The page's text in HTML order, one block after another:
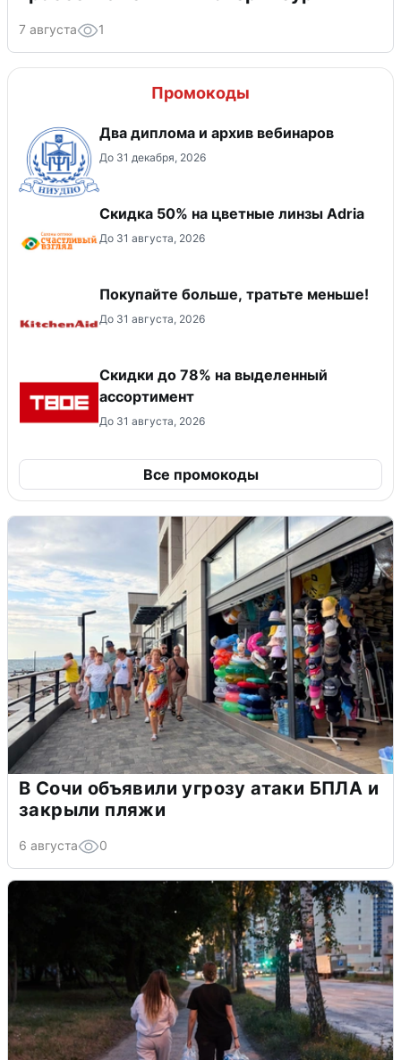
7 августа 1
Промокоды
Два диплома и архив вебинаров
До 31 декабря, 2026
Скидка 50% на цветные линзы Adria
До 31 августа, 2026
Покупайте больше, тратьте меньше!
До 31 августа, 2026
Скидки до 78% на выделенный
ассортимент
До 31 августа, 2026
Все промокоды
В Сочи объявили угрозу атаки БПЛА и
закрыли пляжи
6 августа 0